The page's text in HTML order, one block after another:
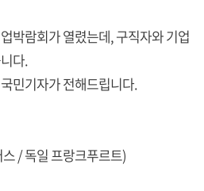
박람회가 열렸는데, 구직자와 기업
다.
민기자가 전해드립니다.
/ 독일 프랑크푸르트)